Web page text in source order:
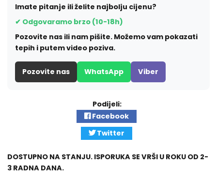
Imate pitanje ili želite najbolju cijenu?
✔ Odgovaramo brzo (10-18h)
Pozovite nas ili nam pišite. Možemo vam pokazati
tepih i putem video poziva.
Pozovite nas WhatsApp Viber
Podijeli:
Facebook
Twitter
DOSTUPNO NA STANJU. ISPORUKA SE VRŠI U ROKU OD 2-
3 RADNA DANA.